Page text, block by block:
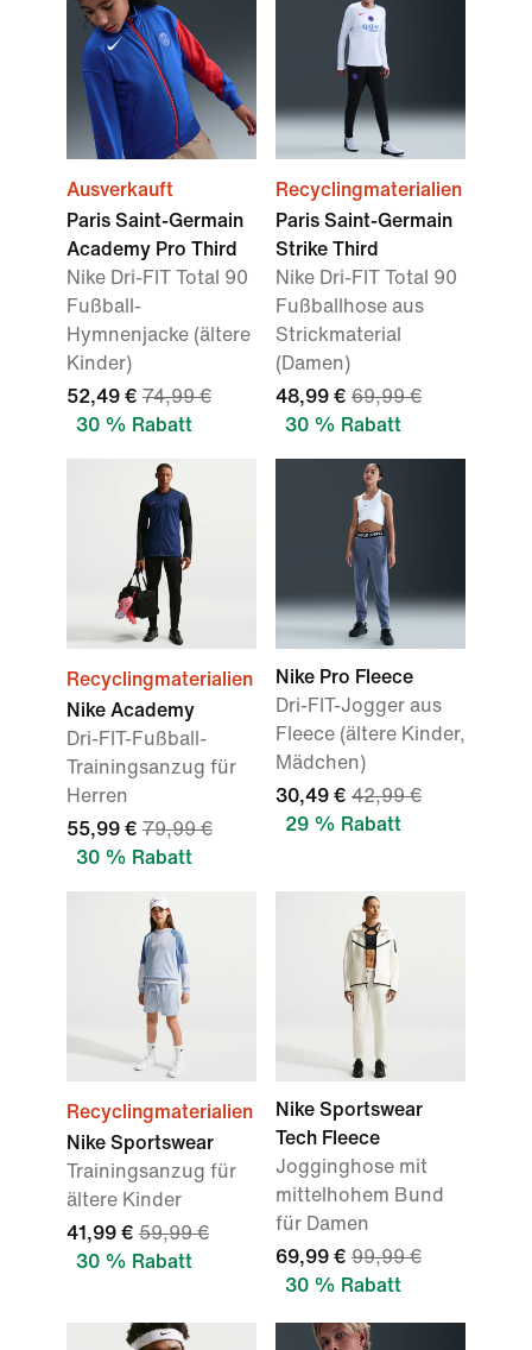
Ausverkauft
Paris Saint-Germain
Academy Pro Third
Nike Dri-FIT Total 90
Fußball-
Hymnenjacke (ältere
Kinder)
52,49 € 74,99 €
30 % Rabatt
Recyclingmaterialien
Paris Saint-Germain
Strike Third
Nike Dri-FIT Total 90
Fußballhose aus
Strickmaterial
(Damen)
48,99 € 69,99 €
30 % Rabatt
Recyclingmaterialien
Nike Academy
Dri-FIT-Fußball-
Trainingsanzug für
Herren
55,99 € 79,99 €
30 % Rabatt
Nike Pro Fleece
Dri-FIT-Jogger aus
Fleece (ältere Kinder,
Mädchen)
30,49 € 42,99 €
29 % Rabatt
Recyclingmaterialien
Nike Sportswear
Trainingsanzug für
ältere Kinder
41,99 € 59,99 €
30 % Rabatt
Nike Sportswear
Tech Fleece
Jogginghose mit
mittelhohem Bund
für Damen
69,99 € 99,99 €
30 % Rabatt